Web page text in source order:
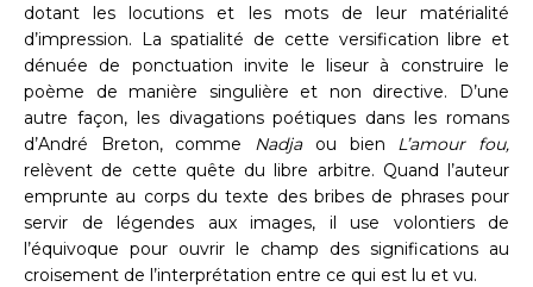
dotant les locutions et les mots de leur matérialité
d’impression. La spatialité de cette versification libre et
dénuée de ponctuation invite le liseur à construire le
poème de manière singulière et non directive. D’une
autre façon, les divagations poétiques dans les romans
d’André Breton, comme Nadjaou bien L’amour fou,
relèvent de cette quête du libre arbitre. Quand l’auteur
emprunte au corps du texte des bribes de phrases pour
servir de légendes aux images, il use volontiers de
l’équivoque pour ouvrir le champ des significations au
croisement de l’interprétation entre ce qui est lu et vu.